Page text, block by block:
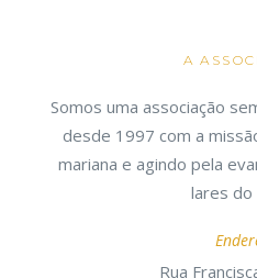
A
Somos uma associação
desde 1997 com a
mariana e agindo pela
lares do
Rua